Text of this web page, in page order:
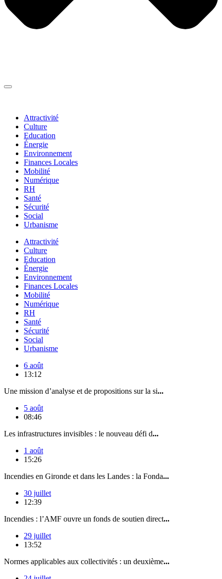
Attractivité
Culture
Education
Énergie
Environnement
Finances Locales
Mobilité
Numérique
RH
Santé
Sécurité
Social
Urbanisme
Attractivité
Culture
Education
Énergie
Environnement
Finances Locales
Mobilité
Numérique
RH
Santé
Sécurité
Social
Urbanisme
6 août
13:12
Une mission d’analyse et de propositions sur la si...
5 août
08:46
Les infrastructures invisibles : le nouveau défi d...
1 août
15:26
Incendies en Gironde et dans les Landes : la Fonda...
30 juillet
12:39
Incendies : l’AMF ouvre un fonds de soutien direct...
29 juillet
13:52
Normes applicables aux collectivités : un deuxième...